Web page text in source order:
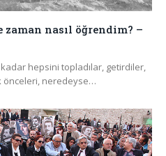
zaman nasıl öğrendim? –
hepsini topladılar, getirdiler,
önceleri, neredeyse…